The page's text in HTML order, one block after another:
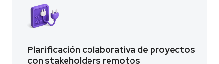
Planificación colaborativa de proyectos
con stakeholders remotos